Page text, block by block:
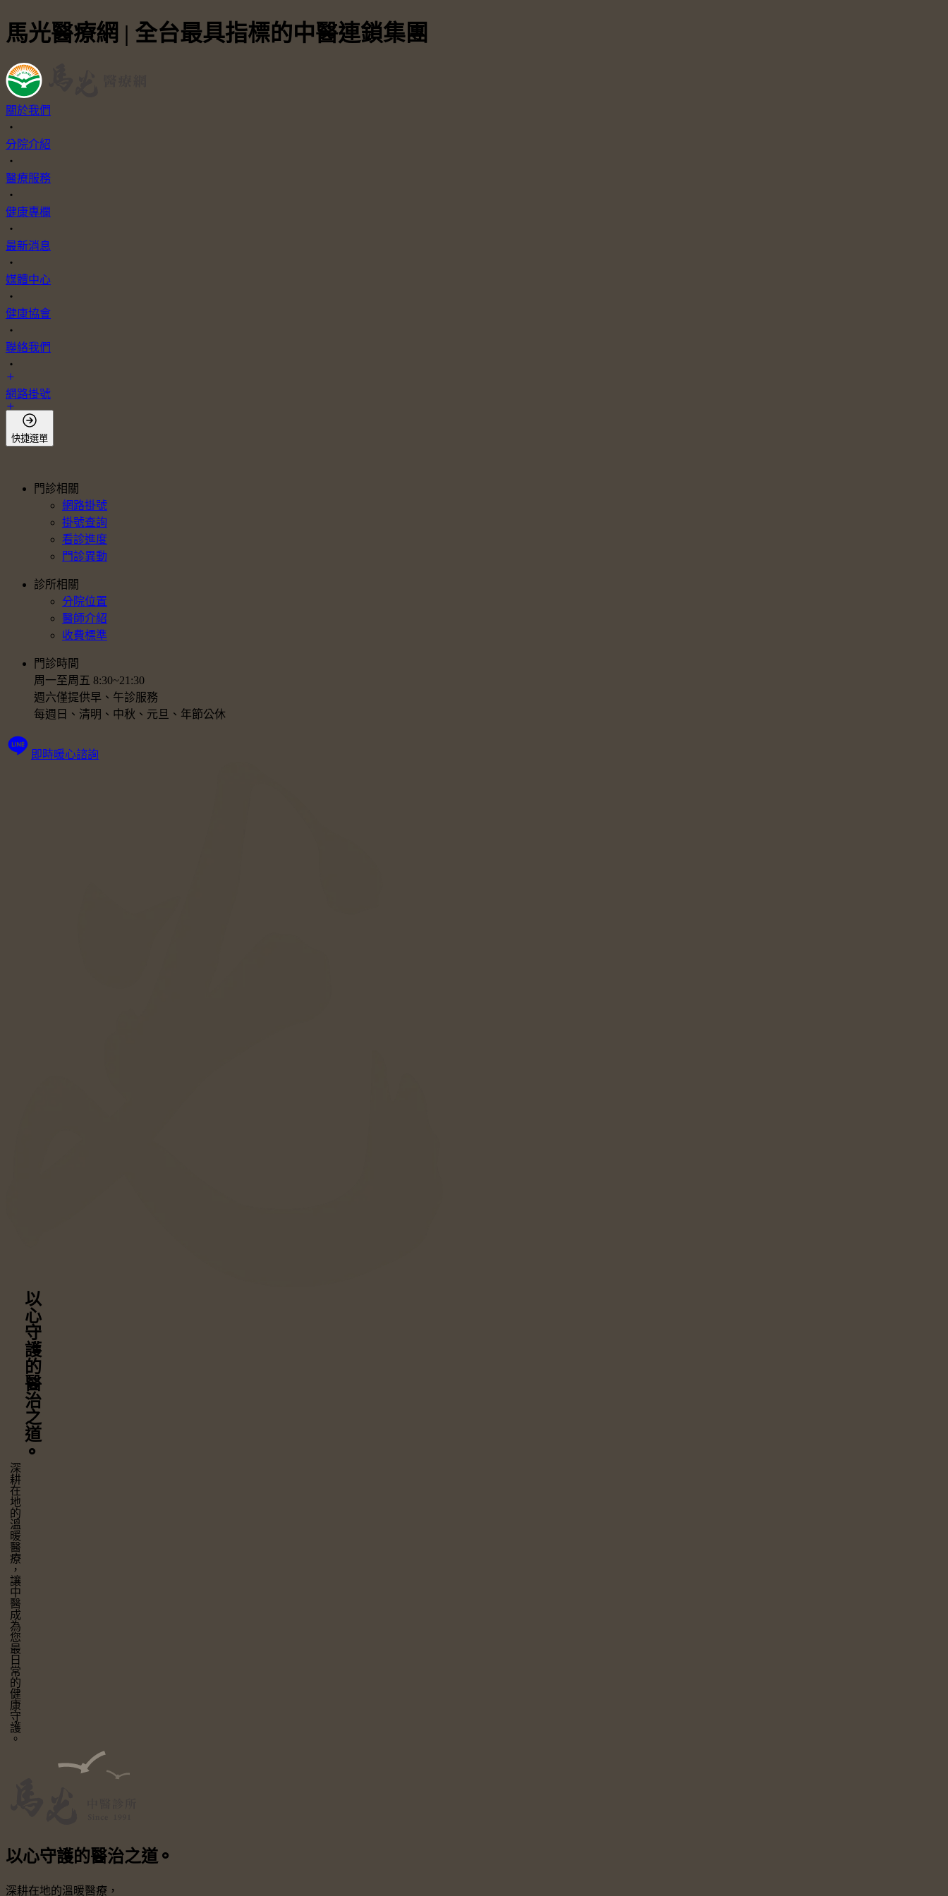
馬光醫療網 | 全台最具指標的中醫連鎖集團
關於我們
・
分院介紹
・
醫療服務
・
健康專欄
・
最新消息
・
媒體中心
・
健康協會
・
聯絡我們
・
網路掛號
會員登入
快捷選單
門診相關
網路掛號
掛號查詢
看診進度
門診異動
診所相關
分院位置
醫師介紹
收費標準
門診時間
周一至周五 8:30~21:30
週六僅提供早、午診服務
每週日、清明、中秋、元旦、年節公休
即時暖心諮詢
以心守護
的醫治之道
⚬
深耕在地的溫暖醫療，
讓中醫成為您最日常的健康守護。
以心守護的醫治之道 ⚬
深耕在地的溫暖醫療，